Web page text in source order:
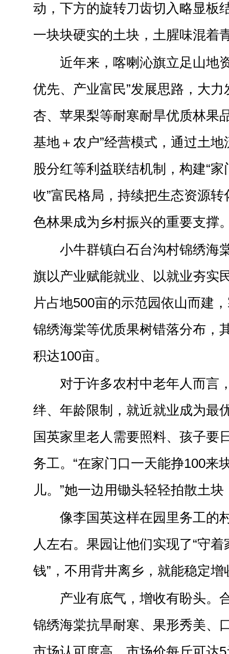
动，下方的旋转刀齿切入略显板
一块块硬实的土块，土腥味混着
近年来，喀喇沁旗立足山地
优先、产业富民”发展思路，大
杏、苹果梨等耐寒耐旱优质林果
基地＋农户”经营模式，通过土
股分红等利益联结机制，构建“
收”富民格局，持续把生态资源
色林果成为乡村振兴的重要支撑
小牛群镇白石台沟村锦绣海
旗以产业赋能就业、以就业夯实
片占地500亩的示范园依山而建
锦绣海棠等优质果树错落分布，
积达100亩。
对于许多农村中老年人而言
绊、年龄限制，就近就业成为最
国英家里老人需要照料、孩子要
务工。“在家门口一天能挣100来
儿。”她一边用锄头轻轻拍散土
像李国英这样在园里务工的
人左右。果园让他们实现了“守
钱”，不用背井离乡，就能稳定增
产业有底气，增收有盼头。
锦绣海棠抗旱耐寒、果形秀美、